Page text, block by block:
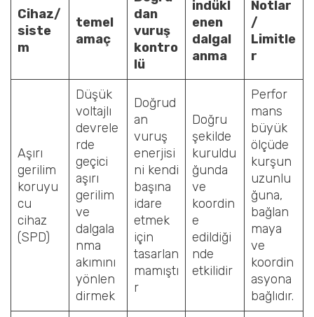
Cihaz/
siste
m
temel
amaç
dan
vuruş
kontro
lü
indükl
enen
dalgal
anma
Notlar
/
Limitle
r
Aşırı
gerilim
koruyu
cu
cihaz
(SPD)
Düşük
voltajlı
devrele
rde
geçici
aşırı
gerilim
ve
dalgala
nma
akımını
yönlen
dirmek
Doğrud
an
vuruş
enerjisi
ni kendi
başına
idare
etmek
için
tasarlan
mamıştı
r
Doğru
şekilde
kuruldu
ğunda
ve
koordin
e
edildiği
nde
etkilidir
Perfor
mans
büyük
ölçüde
kurşun
uzunlu
ğuna,
bağlan
maya
ve
koordin
asyona
bağlıdır.